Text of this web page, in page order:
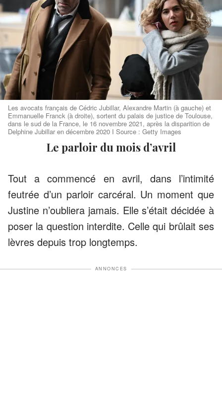
Les avocats français de Cédric Jubillar, Alexandre Martin (à gauche) et
Emmanuelle Franck (à droite), sortent du palais de justice de Toulouse,
dans le sud de la France, le 16 novembre 2021, après la disparition de
Delphine Jubillar en décembre 2020 I Source : Getty Images
Le parloir du mois d’avril
Tout a commencé en avril, dans l’intimité
feutrée d’un parloir carcéral. Un moment que
Justine n’oubliera jamais. Elle s’était décidée à
poser la question interdite. Celle qui brûlait ses
lèvres depuis trop longtemps.
ANNONCES